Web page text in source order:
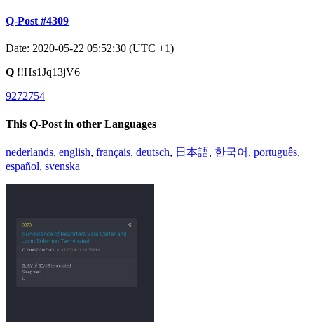
Q-Post #4309
Date: 2020-05-22 05:52:30 (UTC +1)
Q !!Hs1Jq13jV6
9272754
This Q-Post in other Languages
nederlands, english, français, deutsch, 日本語, 한국어 , português,
español, svenska